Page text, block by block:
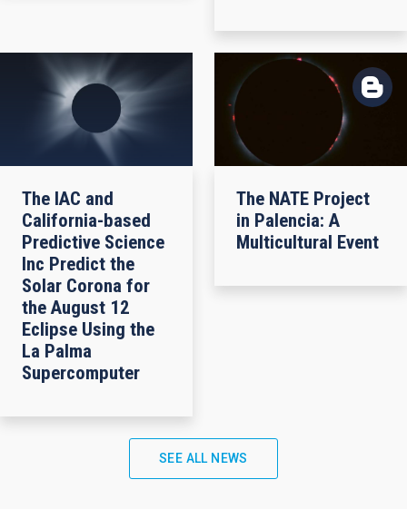
The IAC and
California-based
Predictive Science
Inc Predict the
Solar Corona for
the August 12
Eclipse Using the
La Palma
Supercomputer
The NATE Project
in Palencia: A
Multicultural Event
SEE ALL NEWS